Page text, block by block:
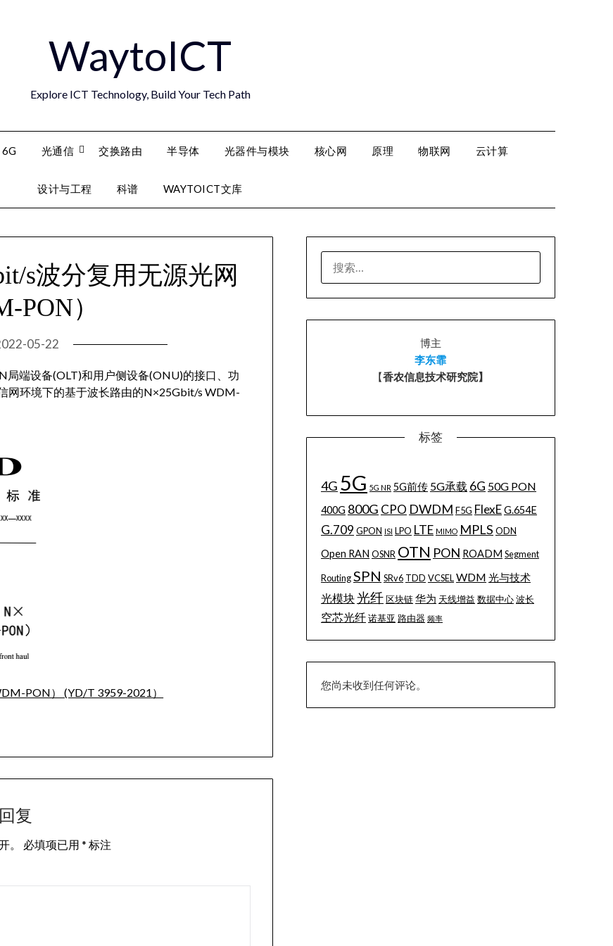
WaytoICT
Explore ICT Technology, Build Your Tech Path
6G 光通信 交换路由 半导体 光器件与模块 核心网 原理 物联网 云计算
设计与工程 科谱 WAYTOICT文库
s波分复用无源光网
PON）
05-22
端设备(OLT)和用户侧设备(ONU)的接口、功
网环境下的基于波长路由的N×25Gbit/s WDM-
PON） (YD/T 3959-2021）
复
。 必填项已用* 标注
索：
博主
李东霏
【香农信息技术研究院】
标签
4G 5G 5G NR 5G前传 5G承载 6G 50G PON
400G 800G CPO DWDM F5G FlexEG.654E
G.709 GPON ISI LPO LTE MIMO MPLS ODN
Open RAN OSNR OTN PON ROADM Segment
RoutingSPN SRv6 TDD VCSELWDM 光与技术
光模块光纤区块链华为 天线增益 数据中心波长
空芯光纤诺基亚 路由器 频率
您尚未收到任何评论。